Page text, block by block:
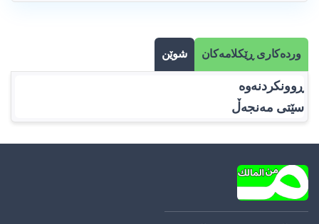
وردەکاری ڕێکلامەکان شوێن
ڕوونکردنەوە
سێتی مەنجەڵ